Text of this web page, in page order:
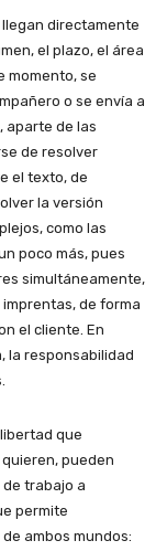
directamente
el plazo, el área
momento, se
o se envía a
aparte de las
de resolver
el texto, de
la versión
como las
poco más, pues
simultáneamente,
de forma
el cliente. En
la responsabilidad
que
pueden
trabajo a
permite
ambos mundos: